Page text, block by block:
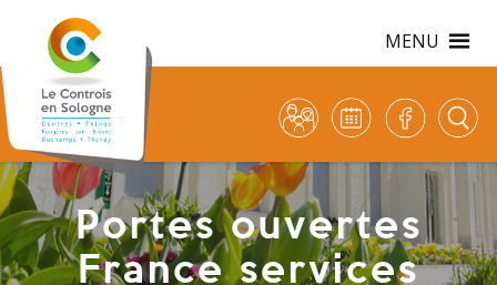
MENU
Portes ouvertes
France services